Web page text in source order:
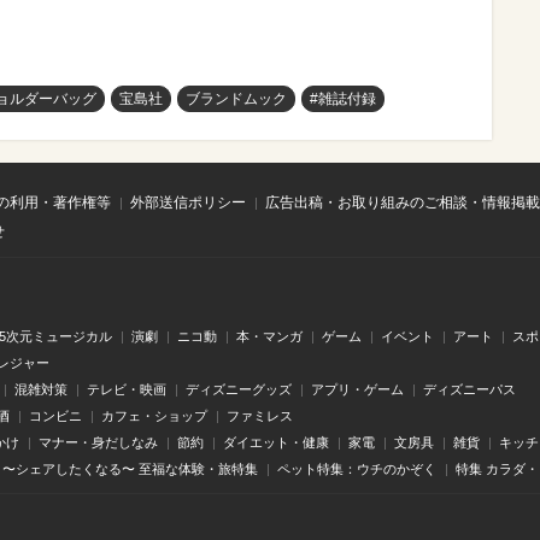
ルダーバッグ 宝島社 ブランドムック #雑誌付録
利用・著作権等 外部送信ポリシー
広告出稿・お取り組みのご相談・情報掲
次元ミュージカル 演劇 ニコ動 本・マンガ ゲーム イベント アート
ス
ジャー
混雑対策
テレビ・映画 ディズニーグッズ アプリ・ゲーム
ディズニーパス
コンビニ カフェ・ショップ
ファミレス
け
マナー・身だしなみ 節約 ダイエット・健康 家電 文房具 雑貨
キッ
〜シェアしたくなる〜 至福な体験・旅特集
ペット特集：ウチのかぞく 特集 カラダ